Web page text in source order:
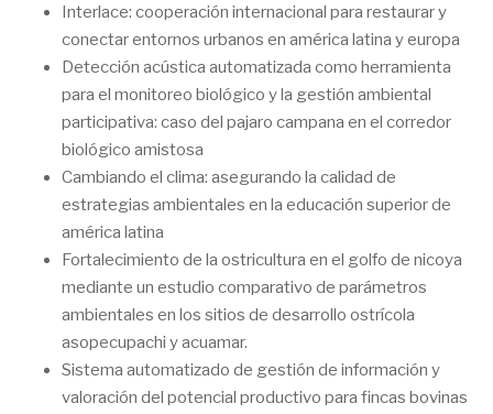
Interlace: cooperación internacional para restaurar y
conectar entornos urbanos en américa latina y europa
Detección acústica automatizada como herramienta
para el monitoreo biológico y la gestión ambiental
participativa: caso del pajaro campana en el corredor
biológico amistosa
Cambiando el clima: asegurando la calidad de
estrategias ambientales en la educación superior de
américa latina
Fortalecimiento de la ostricultura en el golfo de nicoya
mediante un estudio comparativo de parámetros
ambientales en los sitios de desarrollo ostrícola
asopecupachi y acuamar.
Sistema automatizado de gestión de información y
valoración del potencial productivo para fincas bovinas